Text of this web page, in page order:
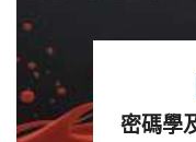
密碼學